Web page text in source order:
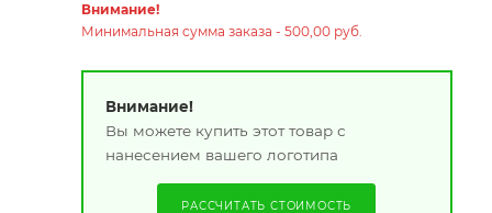
Внимание!
Минимальная сумма заказа - 500,00 руб.
Внимание!
Вы можете купить этот товар с
нанесением вашего логотипа
РАССЧИТАТЬ СТОИМОСТЬ